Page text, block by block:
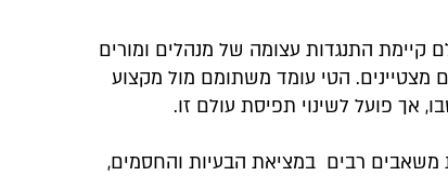
קיימת התנגדות עצומה של מנהלים ומורים
מצטיינים. הטי עומד משתומם מול מקצוע
אך פועל לשינוי תפיסת עולם זו.
משאבים רבים במציאת הבעיות והחסמים,